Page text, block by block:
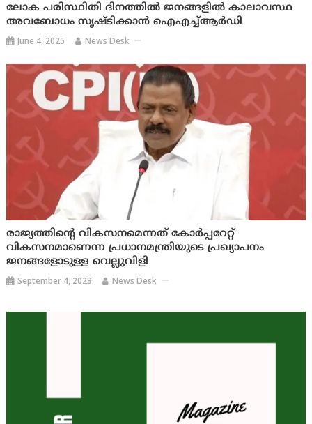
ലോക പരിസ്ഥിതി ദിനത്തിൽ ജനങ്ങളിൽ കാലാവസ്ഥ
അവബോധം സൃഷ്ടിക്കാൻ ഐഎച്ച്ആർഡി
June 4, 2025 News Desk
രാജ്യത്തിന്റെ വികസനമെന്നത്‌ കോര്‍പ്പറേറ്റ്‌
വികസനമാണെന്ന പ്രധാനമന്ത്രിയുടെ പ്രഖ്യാപനം
ജനങ്ങളോടുള്ള വെല്ലുവിളി
September 4, 2023 News Desk